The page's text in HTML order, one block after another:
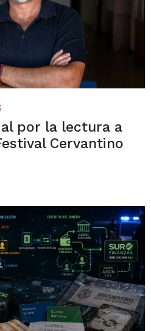
por la lectura a
Cervantino